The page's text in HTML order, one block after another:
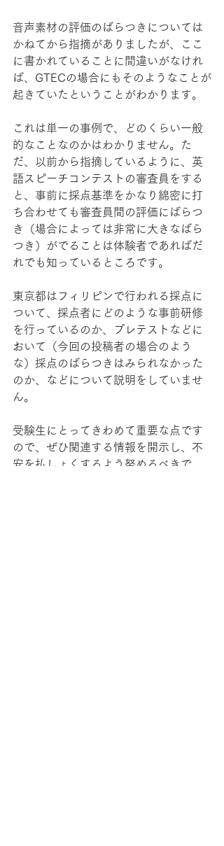
音声素材の評価のばらつきについては
かねてから指摘がありましたが、ここ
に書かれていることに間違いがなけれ
ば、GTECの場合にもそのようなことが
起きていたということがわかります。
これは単一の事例で、どのくらい一般
的なことなのかはわかりません。た
だ、以前から指摘しているように、英
語スピーチコンテストの審査員をする
と、事前に採点基準をかなり綿密に打
ち合わせても審査員間の評価にばらつ
き（場合によっては非常に大きなばら
つき）がでることは体験者であればだ
れでも知っているところです。
東京都はフィリピンで行われる採点に
ついて、採点者にどのような事前研修
を行っているのか、プレテストなどに
おいて（今回の投稿者の場合のよう
な）採点のばらつきはみられなかった
のか、などについて説明をしていませ
ん。
受験生にとってきわめて重要な点です
ので、ぜひ関連する情報を開示し、不
安を払しょくするよう努めるべきで